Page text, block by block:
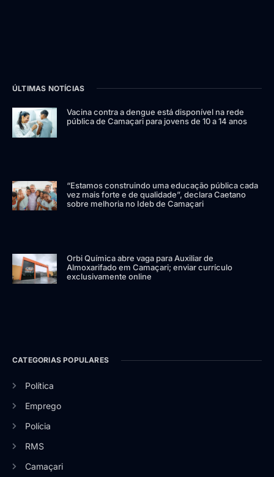
ÚLTIMAS NOTÍCIAS
Vacina contra a dengue está disponível na rede
pública de Camaçari para jovens de 10 a 14 anos
“Estamos construindo uma educação pública cada
vez mais forte e de qualidade”, declara Caetano
sobre melhoria no Ideb de Camaçari
Orbi Química abre vaga para Auxiliar de
Almoxarifado em Camaçari; enviar currículo
exclusivamente online
CATEGORIAS POPULARES
Política
Emprego
Polícia
RMS
Camaçari